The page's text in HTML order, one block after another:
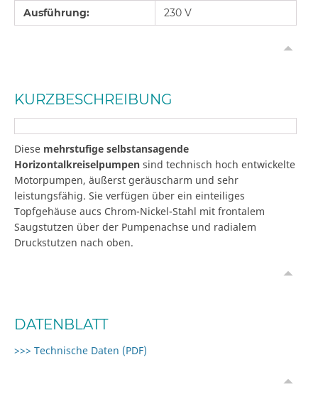
Ausführung:
230 V
KURZBESCHREIBUNG
Diese mehrstufige selbstansagende
Horizontalkreiselpumpen sind technisch hoch entwickelte
Motorpumpen, äußerst geräuscharm und sehr
leistungsfähig. Sie verfügen über ein einteiliges
Topfgehäuse aucs Chrom-Nickel-Stahl mit frontalem
Saugstutzen über der Pumpenachse und radialem
Druckstutzen nach oben.
DATENBLATT
>>> Technische Daten (PDF)